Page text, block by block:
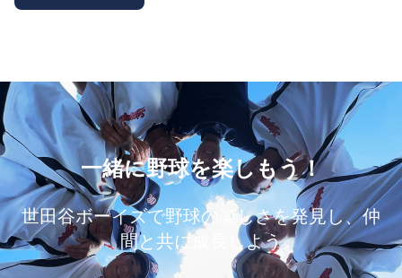
一緒に野球を楽しもう！
世田谷ボーイズで野球の楽しさを発見し、仲
間と共に成長しよう